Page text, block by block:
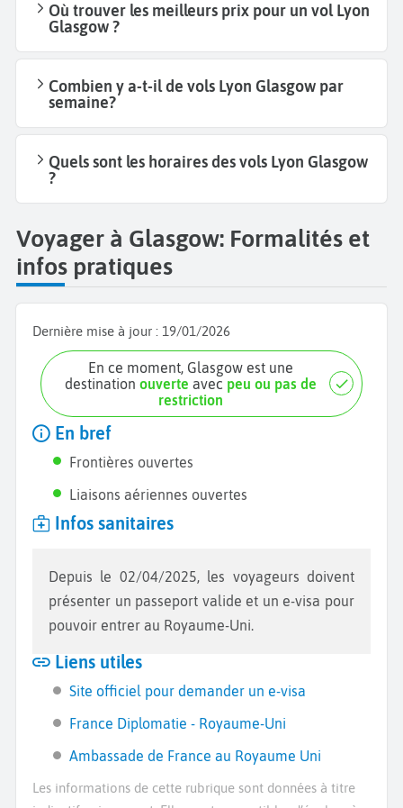
Où trouver les meilleurs prix pour un vol Lyon
Glasgow ?
Combien y a-t-il de vols Lyon Glasgow par
semaine?
Quels sont les horaires des vols Lyon Glasgow
?
Voyager à Glasgow: Formalités et
infos pratiques
Dernière mise à jour : 19/01/2026
En ce moment, Glasgow est une
destinationouverte avec peu ou pas de
restriction
En bref
Frontières ouvertes
Liaisons aériennes ouvertes
Infos sanitaires
Depuis le 02/04/2025, les voyageurs doivent
présenter un passeport valide et un e-visa pour
pouvoir entrer au Royaume-Uni.
Liens utiles
Site officiel pour demander un e-visa
France Diplomatie - Royaume-Uni
Ambassade de France au Royaume Uni
Les informations de cette rubrique sont données à titre